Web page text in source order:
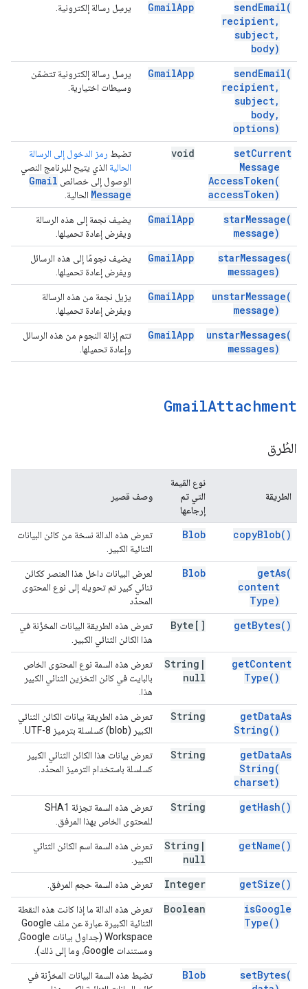
sendEmail(
recipient,
subject,
body)
GmailApp يرسِل رسالة إلكترونية.
sendEmail(
recipient,
subject,
body,
options)
GmailApp
يرسل رسالة إلكترونية تتضمّن
وسيطات اختيارية.
setCurrent
Message
AccessToken(
accessToken)
void تضبط رمز الدخول إلى الرسالة
الحالية الذي يتيح للبرنامج النصي
الوصول إلى خصائص Gmail
Message الحالية.
starMessage(
message)
GmailApp
يضيف نجمة إلى هذه الرسالة
ويفرض إعادة تحميلها.
starMessages(
messages)
GmailApp
يضيف نجومًا إلى هذه الرسائل
ويفرض إعادة تحميلها.
unstarMessage(
message)
GmailApp
يزيل نجمة من هذه الرسالة
ويفرض إعادة تحميلها.
unstarMessages(
messages)
GmailApp
تتم إزالة النجوم من هذه الرسائل
وإعادة تحميلها.
GmailAttachment
الطُرق
الطريقة
نوع القيمة
التي تم
إرجاعها
وصف قصير
copyBlob( )
Blob
تعرض هذه الدالة نسخة من كائن البيانات
الثنائية الكبير.
getAs(
content
Type)
Blob
لعرض البيانات داخل هذا العنصر ككائن
ثنائي كبير تم تحويله إلى نوع المحتوى
المحدّد
getBytes( )
Byte[]
تعرض هذه الطريقة البيانات المخزّنة في
هذا الكائن الثنائي الكبير.
getContent
Type( )
String |
null
تعرض هذه السمة نوع المحتوى الخاص
بالبايت في كائن التخزين الثنائي الكبير
هذا.
getDataAs
String( )
String
تعرض هذه الطريقة بيانات الكائن الثنائي
الكبير (blob) كسلسلة بترميز UTF-8.
getDataAs
String(
charset)
String
تعرض بيانات هذا الكائن الثنائي الكبير
كسلسلة باستخدام الترميز المحدّد.
getHash( )
String
تعرض هذه السمة تجزئة SHA1
للمحتوى الخاص بهذا المرفق.
getName( )
String |
null
تعرض هذه السمة اسم الكائن الثنائي
الكبير.
getSize( )
Integer تعرض هذه السمة حجم المرفق.
isGoogle
Type( )
Boolean
تعرض هذه الدالة ما إذا كانت هذه النقطة
الثنائية الكبيرة عبارة عن ملف Google
Workspace (جداول بيانات Google،
ومستندات Google، وما إلى ذلك).
setBytes(
Blob
تضبط هذه السمة البيانات المخزَّنة في